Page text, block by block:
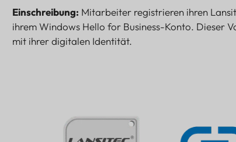
Einschreibung: Mitarbeiter registrieren ihren
ihrem Windows Hello for Business-Konto. Dieser
mit ihrer digitalen Identität.